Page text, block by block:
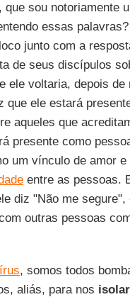
que sou notoriamente
essas
junto com a
de seus discípulos
ele voltaria, depois de
que ele estará
aqueles que
presente como
um vínculo de amor e
entre as pessoas.
diz "Não me segure",
outras pessoas
, somos todos
aliás, para nos